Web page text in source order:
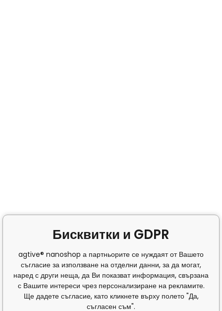
Бисквитки и GDPR
agtive® nanoshop а партньорите се нуждаят от Вашето
съгласие за използване на отделни данни, за да могат,
наред с други неща, да Ви показват информация, свързана
с Вашите интереси чрез персонализиране на рекламите.
Ще дадете съгласие, като кликнете върху полето "Да,
съгласен съм".